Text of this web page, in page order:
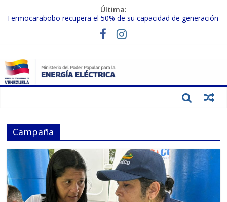
Última:
Termocarabobo recupera el 50% de su capacidad de generación
MPPEE avanza en la recuperación de infraestructuras eléctricas
Gobierno Nacional coordina acciones con el sector privado para
fortalecer el SEN ante el «Súper Niño»
Inspeccionan trabajos de rehabilitación en instalaciones del SEN
Campaña